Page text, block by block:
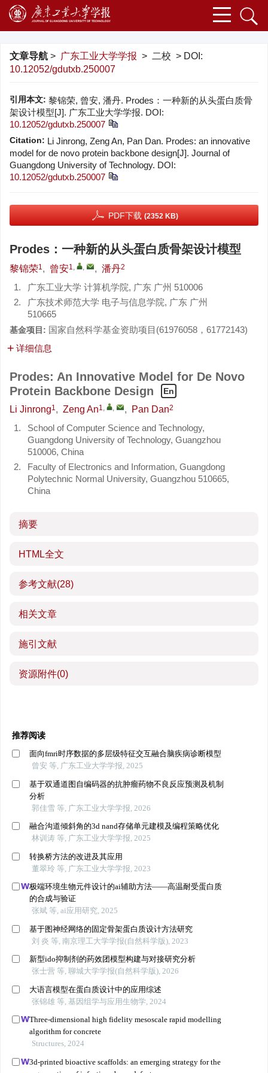
文章导航 > 广东工业大学学报 > 二校 > DOI:
10.12052/gdutxb.250007
引用本文: 黎锦荣, 曾安, 潘丹. Prodes：一种新的从头蛋白质骨
架设计模型[J]. 广东工业大学学报. DOI:
10.12052/gdutxb.250007
Citation: Li Jinrong, Zeng An, Pan Dan. Prodes: an innovative
model for de novo protein backbone design[J]. Journal of
Guangdong University of Technology. DOI:
10.12052/gdutxb.250007
PDF下载 (2352 KB)
Prodes：一种新的从头蛋白质骨架设计模型
黎锦荣1, 曾安1, , , 潘丹2
1.
广东工业大学 计算机学院, 广东 广州 510006
2.
广东技术师范大学 电子与信息学院, 广东 广州
510665
基金项目: 国家自然科学基金资助项目(61976058 ， 61772143)
详细信息
Prodes: An Innovative Model for De Novo
Protein Backbone Design
En
Li Jinrong1, Zeng An1, , , Pan Dan2
1.
School of Computer Science and Technology,
Guangdong University of Technology, Guangzhou
510006, China
2.
Faculty of Electronics and Information, Guangdong
Polytechnic Normal University, Guangzhou 510665,
China
摘要
HTML全文
参考文献(28)
相关文章
施引文献
资源附件(0)
推荐阅读
面向fmri时序数据的多层级特征交互融合脑疾病诊断模型
曾安 等, 广东工业大学学报, 2025
基于双通道图自编码器的抗肿瘤药物不良反应预测及机制
分析
郭佳雪 等, 广东工业大学学报, 2026
融合沟道倾斜角的3d nand存储单元建模及编程策略优化
林训涛 等, 广东工业大学学报, 2025
转换桥方法的改进及其应用
董翠玲 等, 广东工业大学学报, 2023
极端环境生物元件设计的ai辅助方法——高温耐受蛋白质
的合成与验证
张斌 等, ai应用研究, 2025
基于图神经网络的固定骨架蛋白质设计方法研究
刘 炎 等, 南京理工大学学报(自然科学版), 2023
新型ido抑制剂的药效团模型构建与对接研究分析
张士营 等, 聊城大学学报(自然科学版), 2026
大语言模型在蛋白质设计中的应用综述
张锦雄 等, 基因组学与应用生物学, 2024
Three-dimensional high fidelity mesoscale rapid modelling
algorithm for concrete
Structures, 2024
3d-printed bioactive scaffolds: an emerging strategy for the